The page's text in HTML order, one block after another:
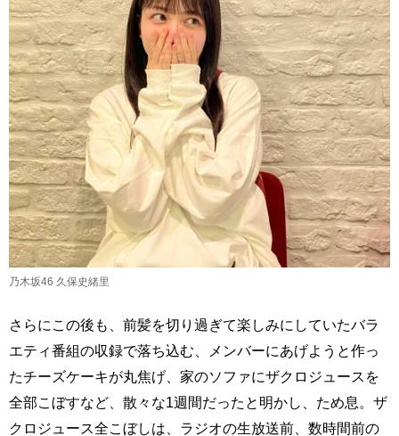
乃木坂46 久保史緒里
さらにこの後も、前髪を切り過ぎて楽しみにしていたバラ
エティ番組の収録で落ち込む、メンバーにあげようと作っ
たチーズケーキが丸焦げ、家のソファにザクロジュースを
全部こぼすなど、散々な1週間だったと明かし、ため息。ザ
クロジュース全こぼしは、ラジオの生放送前、数時間前の